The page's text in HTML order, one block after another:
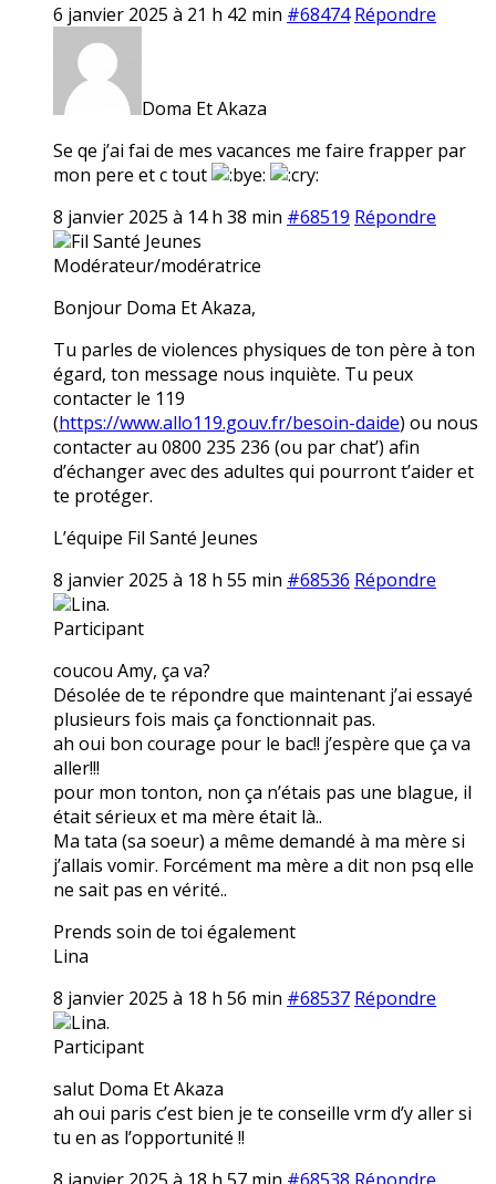
6 janvier 2025 à 21 h 42 min #68474 Répondre
Doma Et Akaza
Se qe j’ai fai de mes vacances me faire frapper par
mon pere et c tout
8 janvier 2025 à 14 h 38 min #68519 Répondre
Fil Santé Jeunes
Modérateur/modératrice
Bonjour Doma Et Akaza,
Tu parles de violences physiques de ton père à ton
égard, ton message nous inquiète. Tu peux
contacter le 119
(https://www.allo119.gouv.fr/besoin-daide) ou nous
contacter au 0800 235 236 (ou par chat’) afin
d’échanger avec des adultes qui pourront t’aider et
te protéger.
L’équipe Fil Santé Jeunes
8 janvier 2025 à 18 h 55 min #68536 Répondre
Lina.
Participant
coucou Amy, ça va?
Désolée de te répondre que maintenant j’ai essayé
plusieurs fois mais ça fonctionnait pas.
ah oui bon courage pour le bac!! j’espère que ça va
aller!!!
pour mon tonton, non ça n’étais pas une blague, il
était sérieux et ma mère était là..
Ma tata (sa soeur) a même demandé à ma mère si
j’allais vomir. Forcément ma mère a dit non psq elle
ne sait pas en vérité..
Prends soin de toi également
Lina
8 janvier 2025 à 18 h 56 min #68537 Répondre
Lina.
Participant
salut Doma Et Akaza
ah oui paris c’est bien je te conseille vrm d’y aller si
tu en as l’opportunité !!